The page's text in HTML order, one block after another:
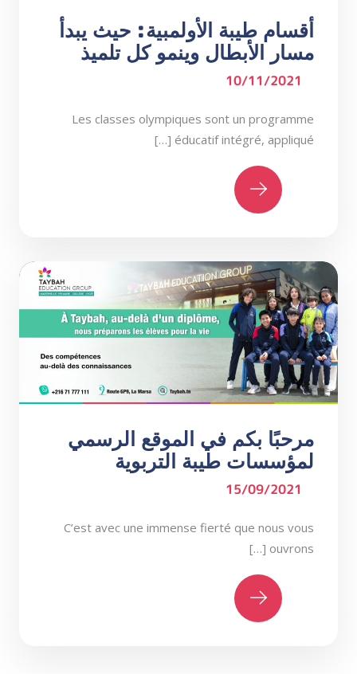
أقسام طيبة الأولمبية: حيث يبدأ
مسار الأبطال وينمو كل تلميذ
10/11/2021
Les classes olympiques sont un programme
éducatif intégré, appliqué […]
مرحبًا بكم في الموقع الرسمي
لمؤسسات طيبة التربوية
15/09/2021
C’est avec une immense fierté que nous vous
ouvrons […]